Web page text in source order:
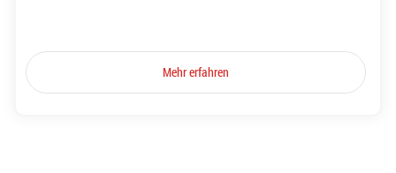
Mehr erfahren